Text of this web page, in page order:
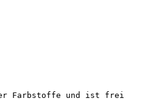
Farbstoffe und ist frei